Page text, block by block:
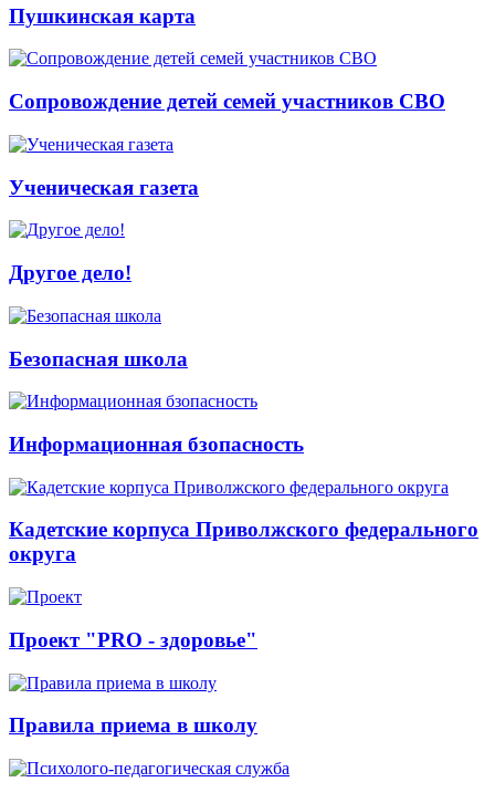
Пушкинская карта
Сопровождение детей семей участников СВО
Ученическая газета
Другое дело!
Безопасная школа
Информационная бзопасность
Кадетские корпуса Приволжского федерального
округа
Проект "PRO - здоровье"
Правила приема в школу